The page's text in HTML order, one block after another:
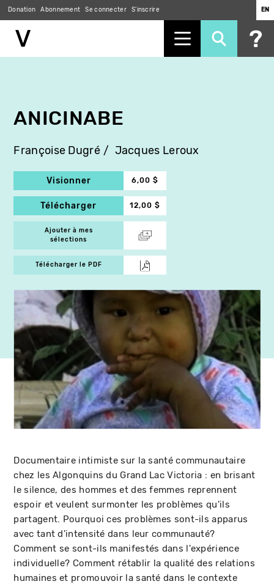
Donation Abonnement Se connecter S'inscrire EN
ANICINABE
Françoise Dugré Jacques Leroux
Visionner 6,00 $
Télécharger 12,00 $
Ajouter à mes
sélections
Télécharger le PDF
Documentaire intimiste sur la santé communautaire
chez les Algonquins du Grand Lac Victoria : en brisant
le silence, des hommes et des femmes reprennent
espoir et veulent surmonter les problèmes qu'ils
partagent. Pourquoi ces problèmes sont-ils apparus
avec tant d'intensité dans leur communauté?
Comment se sont-ils manifestés dans l'expérience
individuelle? Comment rétablir la qualité des relations
humaines et promouvoir la santé dans le contexte